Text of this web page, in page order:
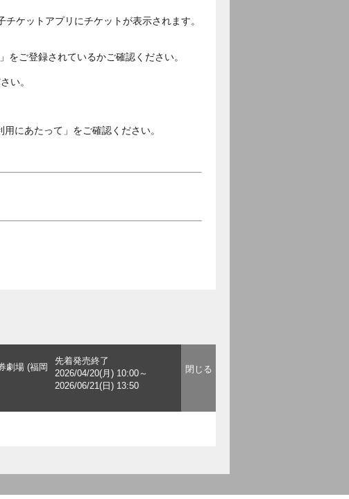
ケットアプリにチケットが表示されます。
ご登録されているかご確認ください。
さい。
にあたって」をご確認ください。
劇場 (福岡
先着発売終了
2026/04/20(月) 10:00～
2026/06/21(日) 13:50